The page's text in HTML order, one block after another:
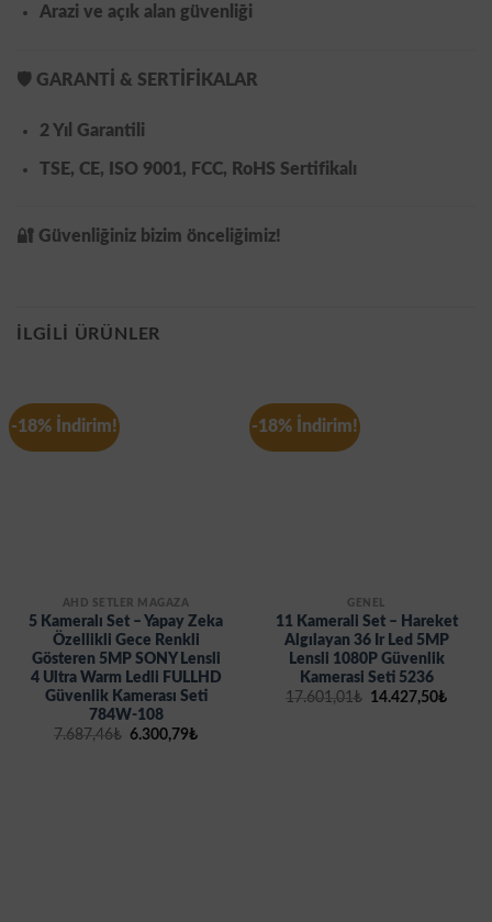
Arazi ve açık alan güvenliği
🛡️ GARANTİ & SERTİFİKALAR
2 Yıl Garantili
TSE, CE, ISO 9001, FCC, RoHS Sertifikalı
🔐 Güvenliğiniz bizim önceliğimiz!
İLGILI ÜRÜNLER
-18% İndirim!
AHD SETLER MAĞAZA
5 Kameralı Set – Yapay Zeka
Özellikli Gece Renkli
Gösteren 5MP SONY Lensli
4 Ultra Warm Ledli FULLHD
Güvenlik Kamerası Seti
784W-108
7.687,46₺ Orijinal
6.300,79₺Şu
-18% İndirim!
GENEL
11 Kamerali Set – Hareket
Algılayan 36 Ir Led 5MP
Lensli 1080P Güvenlik
Kamerasi Seti 5236
17.601,01₺ Orijinal
14.427,50₺Şu